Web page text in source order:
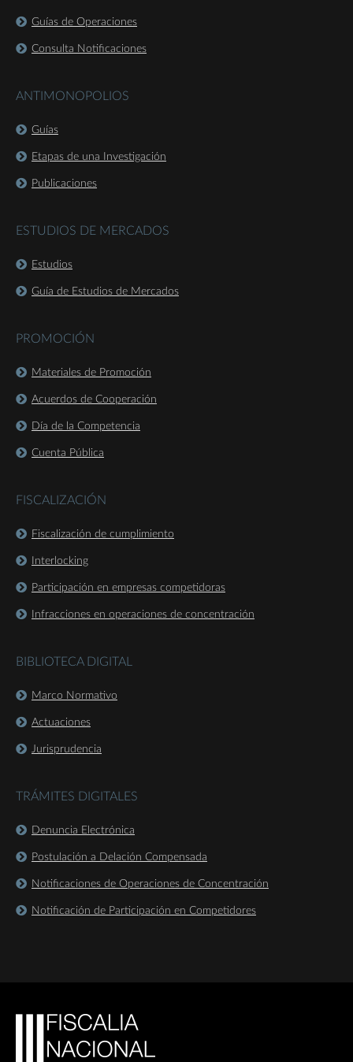
Guías de Operaciones
Consulta Notificaciones
ANTIMONOPOLIOS
Guías
Etapas de una Investigación
Publicaciones
ESTUDIOS DE MERCADOS
Estudios
Guía de Estudios de Mercados
PROMOCIÓN
Materiales de Promoción
Acuerdos de Cooperación
Día de la Competencia
Cuenta Pública
FISCALIZACIÓN
Fiscalización de cumplimiento
Interlocking
Participación en empresas competidoras
Infracciones en operaciones de concentración
BIBLIOTECA DIGITAL
Marco Normativo
Actuaciones
Jurisprudencia
TRÁMITES DIGITALES
Denuncia Electrónica
Postulación a Delación Compensada
Notificaciones de Operaciones de Concentración
Notificación de Participación en Competidores